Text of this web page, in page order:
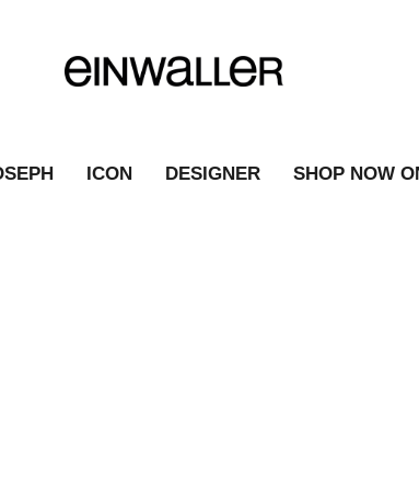
ICON DESIGNER SHOP NOW